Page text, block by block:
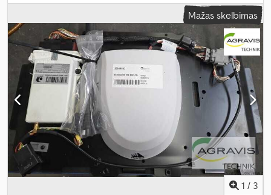
Mažas skelbimas
1 / 3